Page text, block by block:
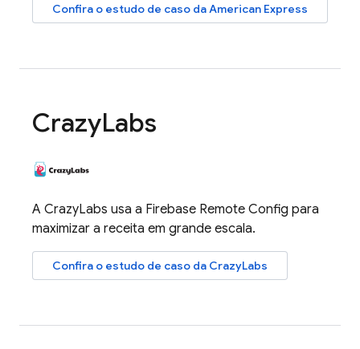
Confira o estudo de caso da American Express
CrazyLabs
A CrazyLabs usa a Firebase Remote Config para
maximizar a receita em grande escala.
Confira o estudo de caso da CrazyLabs